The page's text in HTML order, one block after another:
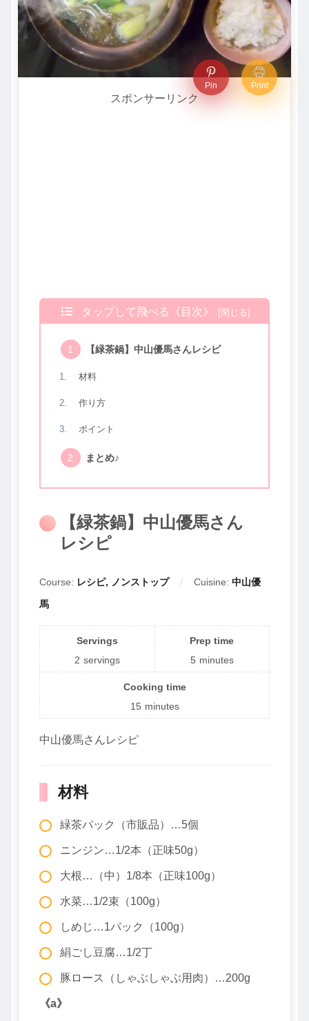
Pin Print
スポンサーリンク
タップして飛べる《目次》
【緑茶鍋】中山優馬さんレシピ
材料
作り方
ポイント
まとめ♪
【緑茶鍋】中山優馬さん
レシピ
Course: レシピ, ノンストップ Cuisine: 中山優
馬
Servings
2 servings
Prep time
5 minutes
Cooking time
15 minutes
中山優馬さんレシピ
材料
緑茶パック（市販品）…5個
ニンジン…1/2本（正味50g）
大根…（中）1/8本（正味100g）
水菜…1/2束（100g）
しめじ…1パック（100g）
絹ごし豆腐…1/2丁
豚ロース（しゃぶしゃぶ用肉）…200g
《a》